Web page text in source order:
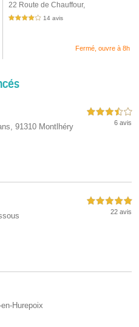
22 Route de Chauffour,
4,0 étoiles sur 5 14 avis
Fermé, ouvre à 8h
91310 Montlhéry
3,5 étoiles sur 5
6 avis
5,0 étoiles sur 5
22 avis
Hurepoix